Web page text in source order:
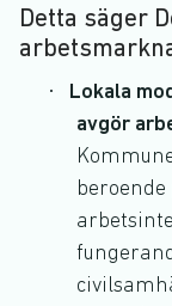
Detta säger
·
Lokala
avgör